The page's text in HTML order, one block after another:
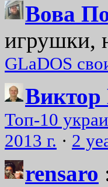
Вова
игрушки,
GLaDOS
Виктор
Топ-10
2013 г. · 2
rensaro